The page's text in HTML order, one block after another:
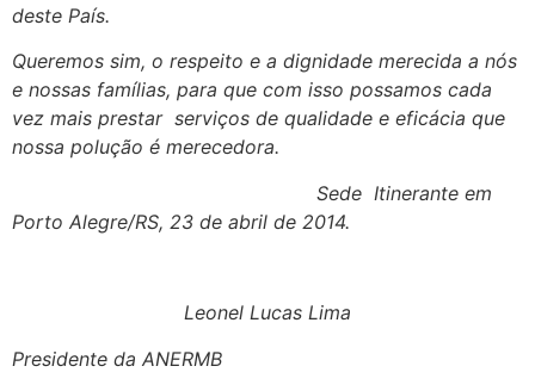
deste País.
Queremos sim, o respeito e a dignidade merecida a nós
e nossas famílias, para que com isso possamos cada
vez mais prestar serviços de qualidade e eficácia que
nossa polução é merecedora.
Sede Itinerante em
Porto Alegre/RS, 23 de abril de 2014.
Leonel Lucas Lima
Presidente da ANERMB